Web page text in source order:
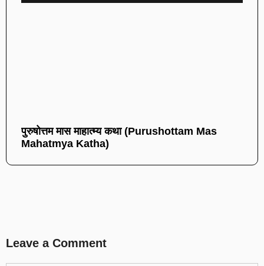
पुरुषोत्तम मास माहात्म्य कथा (Purushottam Mas
Mahatmya Katha)
Leave a Comment